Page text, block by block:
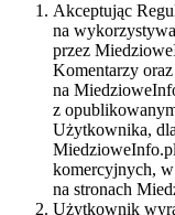
Akceptując
na
przez
Komentarzy
na
z
Użytkownika,
komercyjnych, w
na stronach
Użytkownik